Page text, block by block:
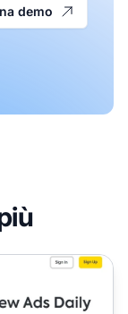
demo